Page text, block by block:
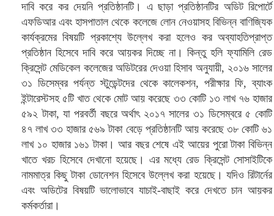
দাবি করে কর দেয়নি প্রতিষ্ঠানটি। এ ছাড়া প্রতিষ্ঠানটির অডিট রিপোর্টে
এফডিআর এবং হাসপাতাল থেকে কলেজে লোন নেওয়াসহ বিভিন্ন বাণিজ্যিক
কার্যক্রমের বিষয়টি প্রকাশ্যে উল্লেখ করা হলেও কর অব্যাহতিপ্রাপ্ত
প্রতিষ্ঠান হিসেবে দাবি করে আয়কর দিচ্ছে না। কিন্তু হলি ফ্যামিলি রেড
ক্রিসেন্ট মেডিকেল কলেজের অডিটরের দেওয়া হিসাব অনুযায়ী, ২০১৬ সালের
৩১ ডিসেম্বর পর্যন্ত স্টুডেন্টদের থেকে কালেকশন, পরীক্ষার ফি, ব্যাংক
ইন্টারেস্টসহ ৫টি খাত থেকে মোট আয় করেছে ৩৩ কোটি ১৩ লাখ ৭৬ হাজার
৫৯২ টাকা, যা পরবর্তী বছরে অর্থাৎ ২০১৭ সালের ৩১ ডিসেম্বরে ৫ কোটি
৪৭ লাখ ৩৩ হাজার ৫৬৯ টাকা বেড়ে প্রতিষ্ঠানটি আয় করেছে ৩৮ কোটি ৬১
লাখ ১০ হাজার ১৬১ টাকা। আর বছর শেষে এই আয়ের পুরো টাকা বিভিন্ন
খাতে খরচ হিসেবে দেখানো হয়েছে। এর মধ্যে রেড ক্রিসেন্ট সোসাইটিকে
নামমাত্র কিছু টাকা ডোনেশন হিসেবে উল্লেখ করা হয়েছে। যদিও রিটার্নের
এবং অডিটের বিষয়টি ভালোভাবে যাচাই-বাছাই করে দেখতে চান আয়কর
কর্মকর্তারা।